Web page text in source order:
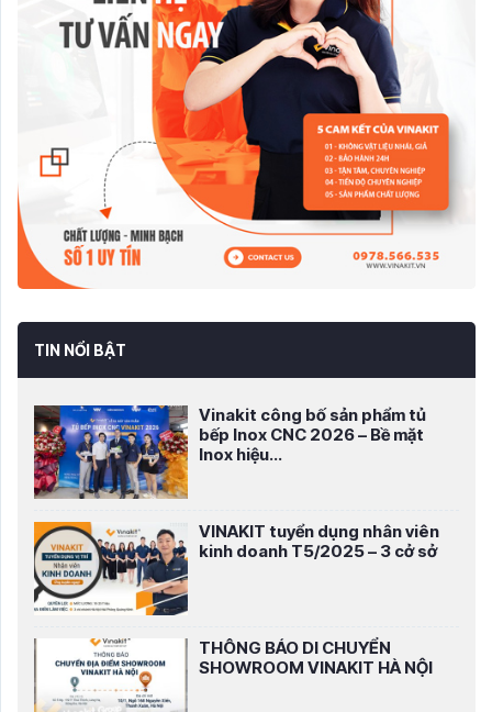
TIN NỔI BẬT
Vinakit công bố sản phẩm tủ
bếp Inox CNC 2026 – Bề mặt
Inox hiệu...
VINAKIT tuyển dụng nhân viên
kinh doanh T5/2025 – 3 cở sở
THÔNG BÁO DI CHUYỂN
SHOWROOM VINAKIT HÀ NỘI